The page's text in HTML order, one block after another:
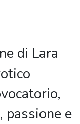
di Lara
passione e